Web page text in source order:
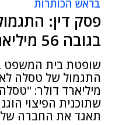
בראש הכותרות
פסק דין:
בגובה 56 מיליארד ד' – לא הוגן
שופטת בית המשפט
מיליארד דולר:
שתוכנית הפיצוי
תאגד את החברה